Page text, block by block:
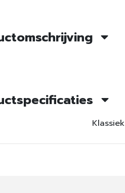
Klassiek